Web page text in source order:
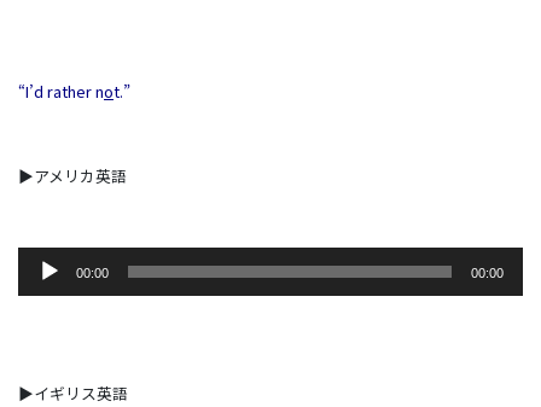
ヤ
“I’d rather not.”
▶アメリカ英語
ヤ
00:00 00:00
▶イギリス英語